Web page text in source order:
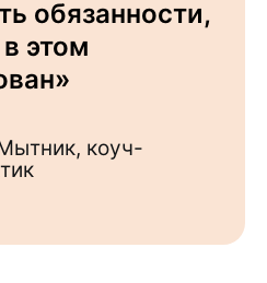
обязанности,
этом
коуч-